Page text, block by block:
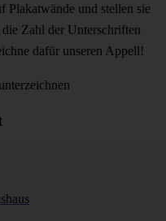
Plakatwände und stellen sie
Zahl der Unterschriften
dafür unseren Appell!